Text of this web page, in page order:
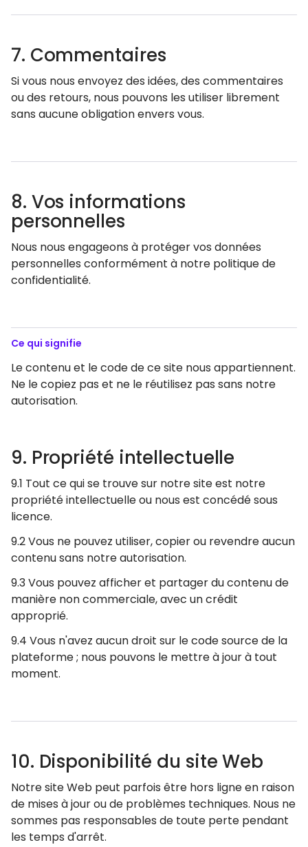
7. Commentaires
Si vous nous envoyez des idées, des commentaires
ou des retours, nous pouvons les utiliser librement
sans aucune obligation envers vous.
8. Vos informations
personnelles
Nous nous engageons à protéger vos données
personnelles conformément à notre politique de
confidentialité.
9. Propriété intellectuelle
9.1 Tout ce qui se trouve sur notre site est notre
propriété intellectuelle ou nous est concédé sous
licence.
9.2 Vous ne pouvez utiliser, copier ou revendre aucun
contenu sans notre autorisation.
9.3 Vous pouvez afficher et partager du contenu de
manière non commerciale, avec un crédit
approprié.
9.4 Vous n'avez aucun droit sur le code source de la
plateforme ; nous pouvons le mettre à jour à tout
moment.
Ce qui signifie
Le contenu et le code de ce site nous appartiennent.
Ne le copiez pas et ne le réutilisez pas sans notre
autorisation.
10. Disponibilité du site Web
Notre site Web peut parfois être hors ligne en raison
de mises à jour ou de problèmes techniques. Nous ne
sommes pas responsables de toute perte pendant
les temps d'arrêt.